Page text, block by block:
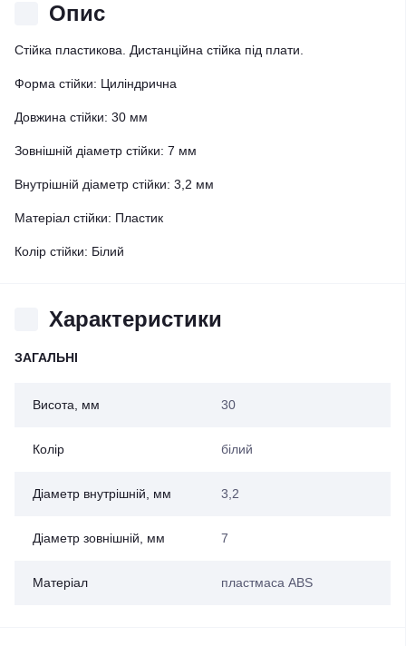
Опис
Стійка пластикова. Дистанційна стійка під плати.
Форма стійки: Циліндрична
Довжина стійки: 30 мм
Зовнішній діаметр стійки: 7 мм
Внутрішній діаметр стійки: 3,2 мм
Матеріал стійки: Пластик
Колір стійки: Білий
Характеристики
ЗАГАЛЬНІ
Висота, мм 30
Колір білий
Діаметр внутрішній, мм 3,2
Діаметр зовнішній, мм 7
Матеріал пластмаса ABS